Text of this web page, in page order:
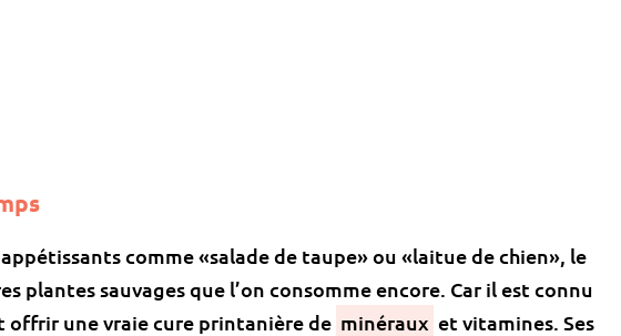
comme «salade de taupe» ou «laitue de chien», le
plantes sauvages que l’on consomme encore. Car il est connu
offrir une vraie cure printanière de minéraux et vitamines. Ses